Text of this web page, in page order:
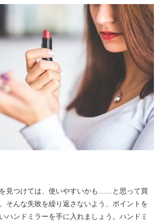
見つけては、使いやすいかも……と思って買
そんな失敗を繰り返さないよう、ポイントを
ハンドミラーを手に入れましょう。ハンドミ